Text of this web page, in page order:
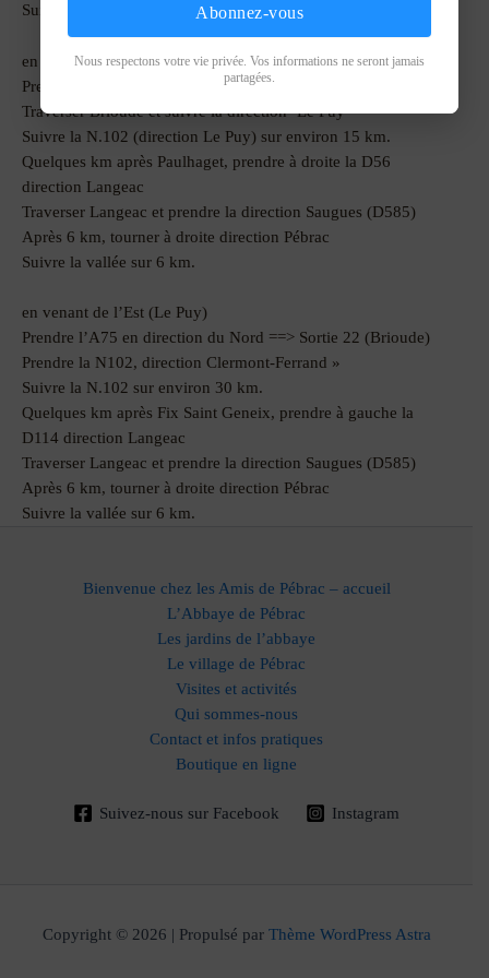
Suivre la vallée sur 6 km.
en venant du Sud-Ouest (Montpellier)
Prendre l’A75 en direction du Nord ==> Sortie 22 (Brioude)
Traverser Brioude et suivre la direction ‘Le Puy’
Suivre la N.102 (direction Le Puy) sur environ 15 km.
Quelques km après Paulhaget, prendre à droite la D56
direction Langeac
Traverser Langeac et prendre la direction Saugues (D585)
Après 6 km, tourner à droite direction Pébrac
Suivre la vallée sur 6 km.
en venant de l’Est (Le Puy)
Prendre l’A75 en direction du Nord ==> Sortie 22 (Brioude)
Prendre la N102, direction Clermont-Ferrand »
Suivre la N.102 sur environ 30 km.
Quelques km après Fix Saint Geneix, prendre à gauche la
D114 direction Langeac
Traverser Langeac et prendre la direction Saugues (D585)
Après 6 km, tourner à droite direction Pébrac
Suivre la vallée sur 6 km.
Bienvenue chez les Amis de Pébrac – accueil
L’Abbaye de Pébrac
Les jardins de l’abbaye
Le village de Pébrac
Visites et activités
Qui sommes-nous
Contact et infos pratiques
Boutique en ligne
Suivez-nous sur Facebook Instagram
Copyright © 2026 | Propulsé par Thème WordPress Astra
Abonnez-vous
Nous respectons votre vie privée. Vos informations ne seront jamais
partagées.